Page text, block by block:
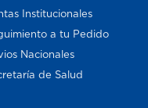
Institucionales
a tu Pedido
Nacionales
de Salud